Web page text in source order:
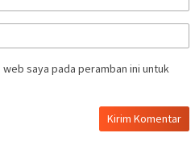
saya pada peramban ini untuk